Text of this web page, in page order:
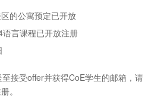
的公寓预定已开放
言课程已开放注册
接受offer并获得CoE学生的邮箱，请
。